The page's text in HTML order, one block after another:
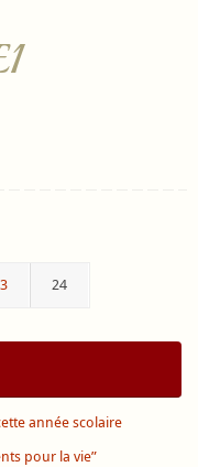
24
année scolaire
pour la vie”